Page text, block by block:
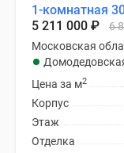
1-комнатная
5 211 000 ₽ 6
Московская
Цена за м2
Корпус
Этаж
Отделка